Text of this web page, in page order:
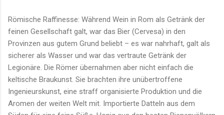
Römische Raffinesse: Während Wein in Rom als Getränk der
feinen Gesellschaft galt, war das Bier (Cervesa) in den
Provinzen aus gutem Grund beliebt – es war nahrhaft, galt als
sicherer als Wasser und war das vertraute Getränk der
Legionäre. Die Römer übernahmen aber nicht einfach die
keltische Braukunst. Sie brachten ihre unübertroffene
Ingenieurskunst, eine straff organisierte Produktion und die
Aromen der weiten Welt mit. Importierte Datteln aus dem